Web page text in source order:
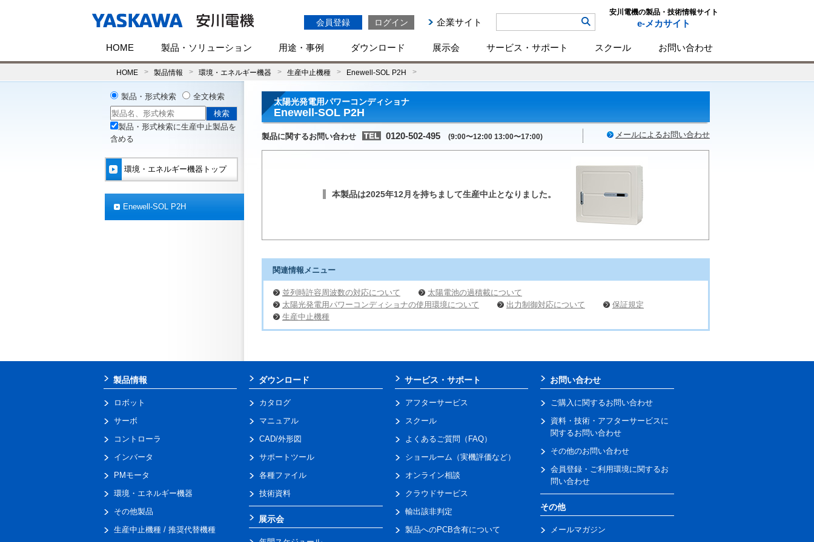
会員登録 ログイン 企業サイト
安川電機の製品・技術情報サイト
e-メカサイト
HOME 製品・ソリューション 用途・事例 ダウンロード 展示会 サービス・サポート スクール お問い合わせ
HOME 製品情報 環境・エネルギー機器 生産中止機種 Enewell-SOL P2H
太陽光発電用パワーコンディショナ
Enewell-SOL P2H
製品に関するお問い合わせ 0120-502-495 (9:00〜12:00 13:00〜17:00) メールによるお問い合わせ
本製品は2025年12月を持ちまして生産中止となりました。
関連情報メニュー
並列時許容周波数の対応について
太陽電池の過積載について
太陽光発電用パワーコンディショナの使用環境について
出力制御対応について
保証規定
生産中止機種
製品・形式検索 全文検索
製品・形式検索に生産中止製品を
含める
環境・エネルギー機器トップ
Enewell-SOL P2H
製品情報
ロボット
サーボ
コントローラ
インバータ
PMモータ
環境・エネルギー機器
その他製品
生産中止機種 / 推奨代替機種
ダウンロード
カタログ
マニュアル
CAD/外形図
サポートツール
各種ファイル
技術資料
展示会
サービス・サポート
アフターサービス
スクール
よくあるご質問（FAQ）
ショールーム（実機評価など）
オンライン相談
クラウドサービス
輸出該非判定
製品へのPCB含有について
お問い合わせ
ご購入に関するお問い合わせ
資料・技術・アフターサービスに
関するお問い合わせ
その他のお問い合わせ
会員登録・ご利用環境に関するお
問い合わせ
その他
メールマガジン